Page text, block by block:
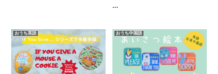
...
おうち英語 おうち中国語